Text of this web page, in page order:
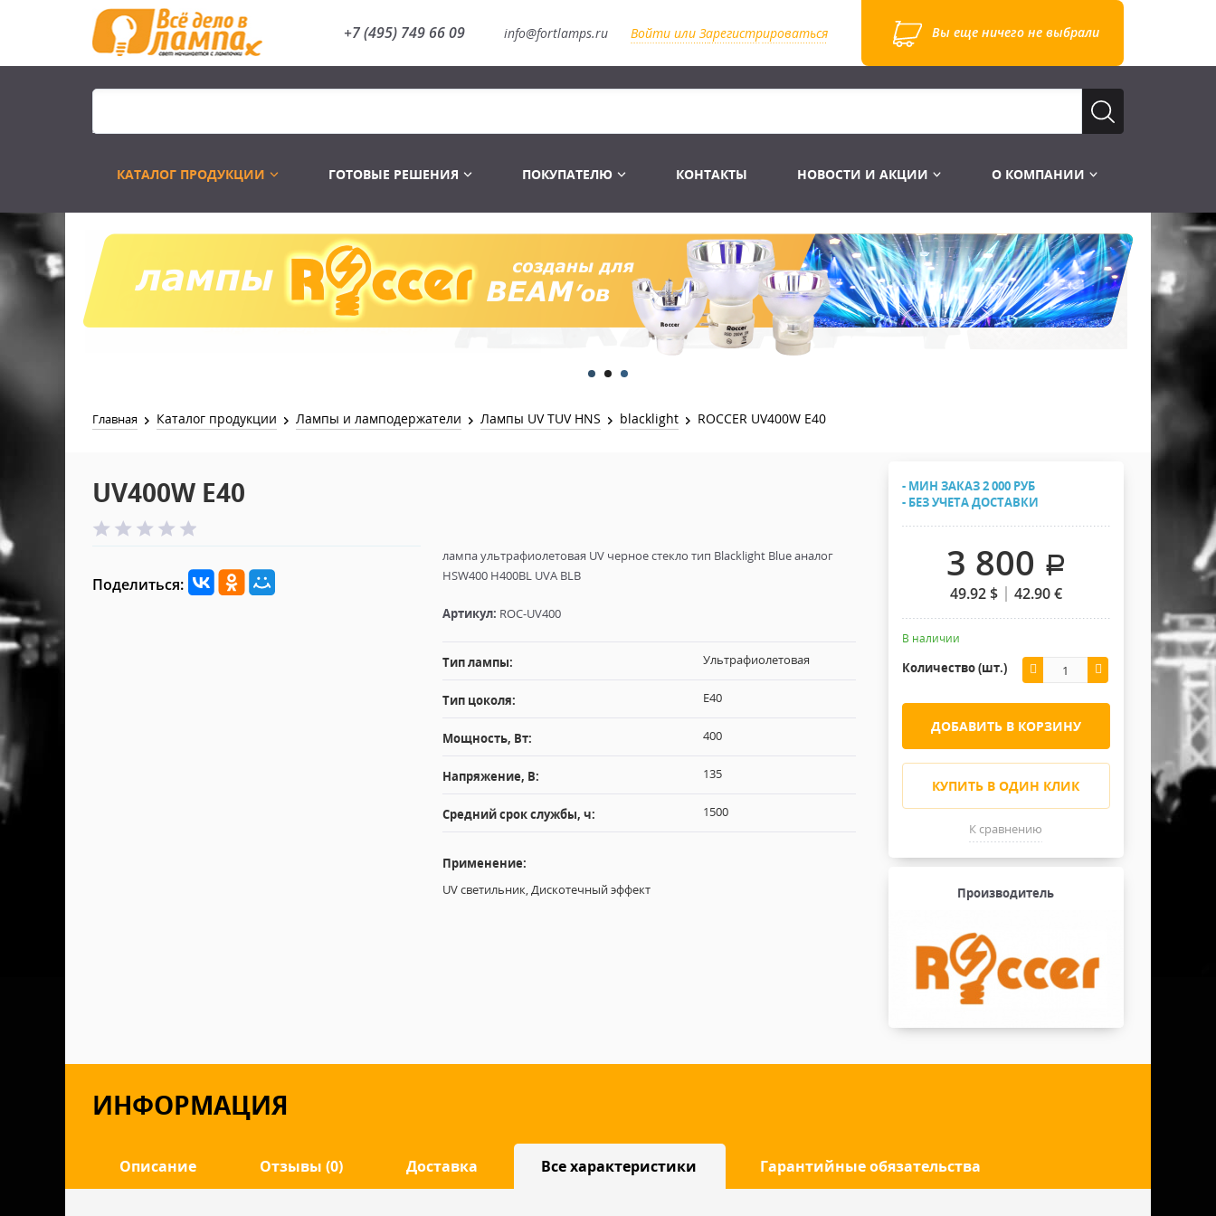
+7 (495) 749 66 09 info@fortlamps.ru Войти или Зарегистрироваться Вы еще ничего не выбрали
КАТАЛОГ ПРОДУКЦИИ
Распродажа
Лампы Винтаж Ретро Декор
Лампы галогенные 6-120 V
Лампы студийные 110-240 V
Лампы-фары PAR
Лампы для бассейна
Лампы газоразрядные
Лампы UV TUV HNS
Лампы видеопроекторные
Распродажа
Перчатки
Сумки и подсумки
Ремни и страховка
Инструменты
Готовые комплекты
Конструктор МИКРОСЦЕНА
Распродажа
Световое оборудование
Аксессуары для света
Звук и Видео
Лебёдки и Аксессуары
Защитные чехлы и Кейсы
Распродажа
2х канальные модули
Лежачий полицейский ИДН
ГОТОВЫЕ РЕШЕНИЯ ПОКУПАТЕЛЮ КОНТАКТЫ НОВОСТИ И АКЦИИ О КОМПАНИИ
Главная Каталог продукции Лампы и ламподержатели Лампы UV TUV HNS blacklight ROCCER UV400W E40
UV400W E40
Поделиться:
лампа ультрафиолетовая UV черное стекло тип Blacklight Blue аналог
HSW400 H400BL UVA BLB
Артикул: ROC-UV400
Тип лампы: Ультрафиолетовая
Тип цоколя: E40
Мощность, Вт: 400
Напряжение, В: 135
Средний срок службы, ч: 1500
Применение:
UV светильник, Дискотечный эффект
- МИН ЗАКАЗ 2 000 РУБ
- БЕЗ УЧЕТА ДОСТАВКИ
3 800 .
49.92$ 42.90€
В наличии
Количество (шт.)
ДОБАВИТЬ В КОРЗИНУ
КУПИТЬ В ОДИН КЛИК
К сравнению
Производитель
ИНФОРМАЦИЯ
Описание Отзывы (0) Доставка Все характеристики Гарантийные обязательства